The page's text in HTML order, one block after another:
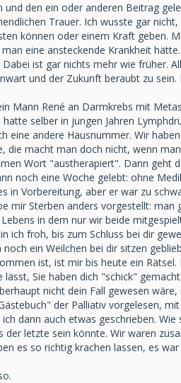
den ein oder anderen Beitrag
Trauer. Ich wusste gar
können oder einem Kraft geben.
eine ansteckende Krankheit
ist gar nichts mehr wie früher.
und der Zukunft beraubt zu
Mann René an Darmkrebs mit
selber in jungen Jahren
eine andere Hausnummer. Wir
die macht man doch nicht, wenn
Wort "austherapiert". Dann geht
noch eine Woche gelebt: ohne
in Vorbereitung, aber er war zu
mir Sterben anders vorgestellt: man
in dem nur wir beide
ich froh, bis zum Schluss bei dir
ein Weilchen bei dir sitzen
ist, ist mir bis heute ein
Sie haben dich "schick"
nicht dein Fall gewesen
der Palliativ vorgelesen,
dann auch etwas geschrieben.
letzte sein könnte. Wir waren
es so richtig krachen lassen, es